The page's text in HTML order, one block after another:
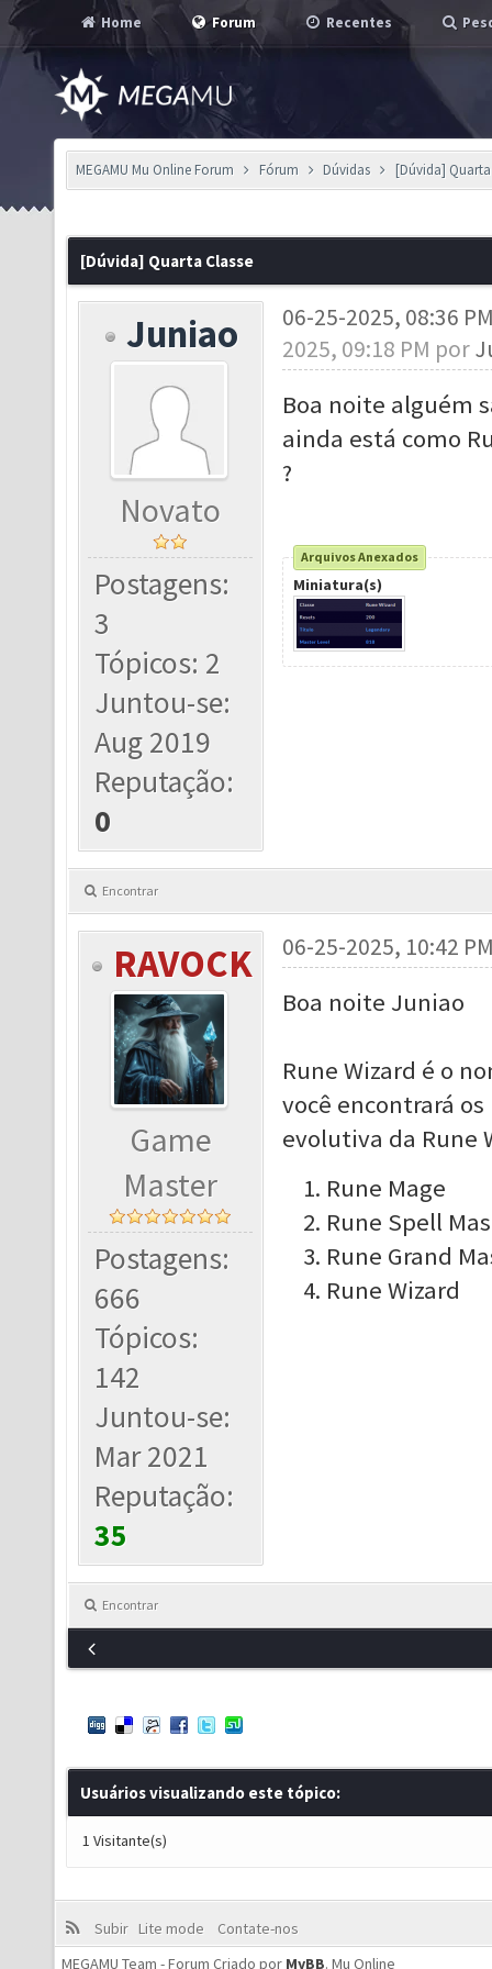
Home Forum Recentes
MEGAMU Mu Online Forum Fórum Dúvidas [Dúvida] Quarta
[Dúvida] Quarta Classe
Juniao
Novato
Postagens:
3
Tópicos: 2
Juntou-se:
Aug 2019
Reputação:
0
06-25-2025, 08:36
2025, 09:18 PM por
Boa noite alguém
ainda está como
?
Arquivos Anexados
Miniatura(s)
Encontrar
RAVOCK
Game
Master
Postagens:
666
Tópicos:
142
Juntou-se:
Mar 2021
Reputação:
35
06-25-2025, 10:42
Boa noite Juniao
Rune Wizard é o
você encontrará
evolutiva da Rune
Rune Mage
Rune Spell
Rune Grand
Rune Wizard
Encontrar
Usuários visualizando este tópico:
1 Visitante(s)
Subir Lite mode
Contate-nos
MEGAMU Team - Forum Criado por MyBB. Mu Online